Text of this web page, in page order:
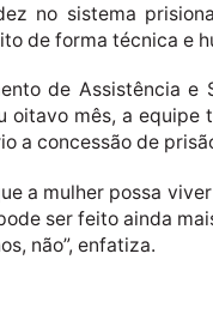
no sistema
de forma técnica e
de Assistência e
oitavo mês, a
a concessão de
a mulher possa
ser feito ainda
não”, enfatiza.